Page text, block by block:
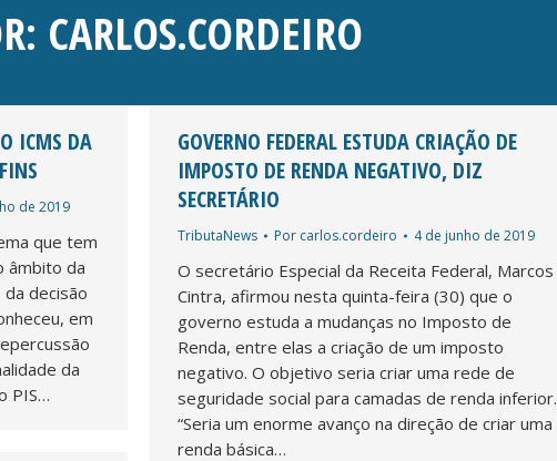
CARLOS.CORDEIRO
ICMS DA
de 2019
que tem
âmbito da
da decisão
em
da
PIS…
GOVERNO FEDERAL ESTUDA CRIAÇÃO DE
IMPOSTO DE RENDA NEGATIVO, DIZ
SECRETÁRIO
TributaNews Por carlos.cordeiro 4 de junho de 2019
O secretário Especial da Receita Federal, Marcos
Cintra, afirmou nesta quinta-feira (30) que o
governo estuda a mudanças no Imposto de
Renda, entre elas a criação de um imposto
negativo. O objetivo seria criar uma rede de
seguridade social para camadas de renda inferior.
“Seria um enorme avanço na direção de criar uma
renda básica…